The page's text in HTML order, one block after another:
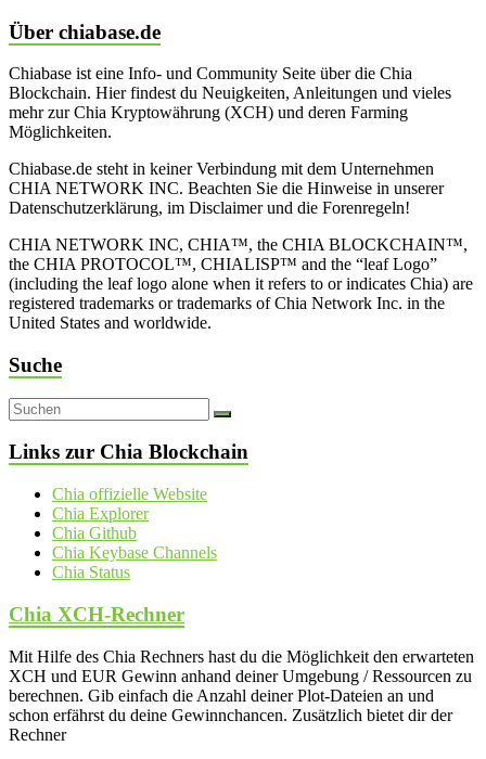
Über chiabase.de
Chiabase ist eine Info- und Community Seite über die Chia
Blockchain. Hier findest du Neuigkeiten, Anleitungen und vieles
mehr zur Chia Kryptowährung (XCH) und deren Farming
Möglichkeiten.
Chiabase.de steht in keiner Verbindung mit dem Unternehmen
CHIA NETWORK INC. Beachten Sie die Hinweise in unserer
Datenschutzerklärung, im Disclaimer und die Forenregeln!
CHIA NETWORK INC, CHIA™, the CHIA BLOCKCHAIN™,
the CHIA PROTOCOL™, CHIALISP™ and the “leaf Logo”
(including the leaf logo alone when it refers to or indicates Chia) are
registered trademarks or trademarks of Chia Network Inc. in the
United States and worldwide.
Suche
Links zur Chia Blockchain
Chia offizielle Website
Chia Explorer
Chia Github
Chia Keybase Channels
Chia Status
Chia XCH-Rechner
Mit Hilfe des Chia Rechners hast du die Möglichkeit den erwarteten
XCH und EUR Gewinn anhand deiner Umgebung / Ressourcen zu
berechnen. Gib einfach die Anzahl deiner Plot-Dateien an und
schon erfährst du deine Gewinnchancen. Zusätzlich bietet dir der
Rechner